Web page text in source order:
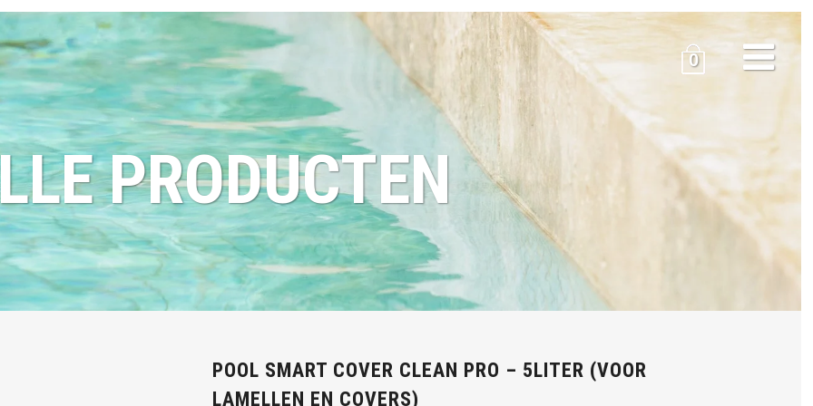
0
PRODUCTEN
POOL SMART COVER CLEAN PRO – 5LITER (VOOR
LAMELLEN EN COVERS)